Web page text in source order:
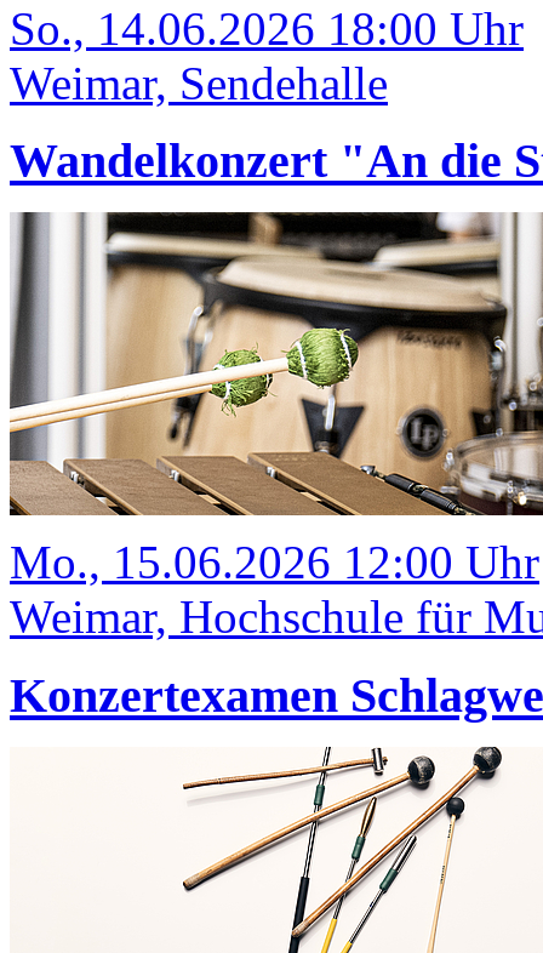
So., 14.06.2026 18:00 Uhr
Weimar, Sendehalle
Wandelkonzert "An die
Mo., 15.06.2026 12:00 Uhr
Weimar, Hochschule für
Konzertexamen